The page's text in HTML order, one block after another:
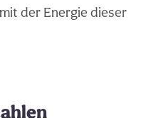
der Energie dieser